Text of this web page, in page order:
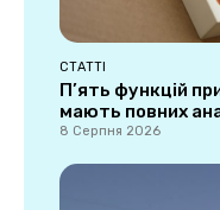
СТАТТІ
П’ять функцій
мають повних
8 Серпня 2026